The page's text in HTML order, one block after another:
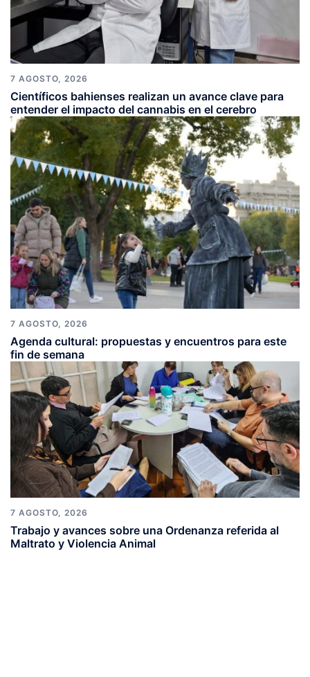
7 AGOSTO, 2026
Científicos bahienses realizan un avance clave para
entender el impacto del cannabis en el cerebro
7 AGOSTO, 2026
Agenda cultural: propuestas y encuentros para este
fin de semana
7 AGOSTO, 2026
Trabajo y avances sobre una Ordenanza referida al
Maltrato y Violencia Animal